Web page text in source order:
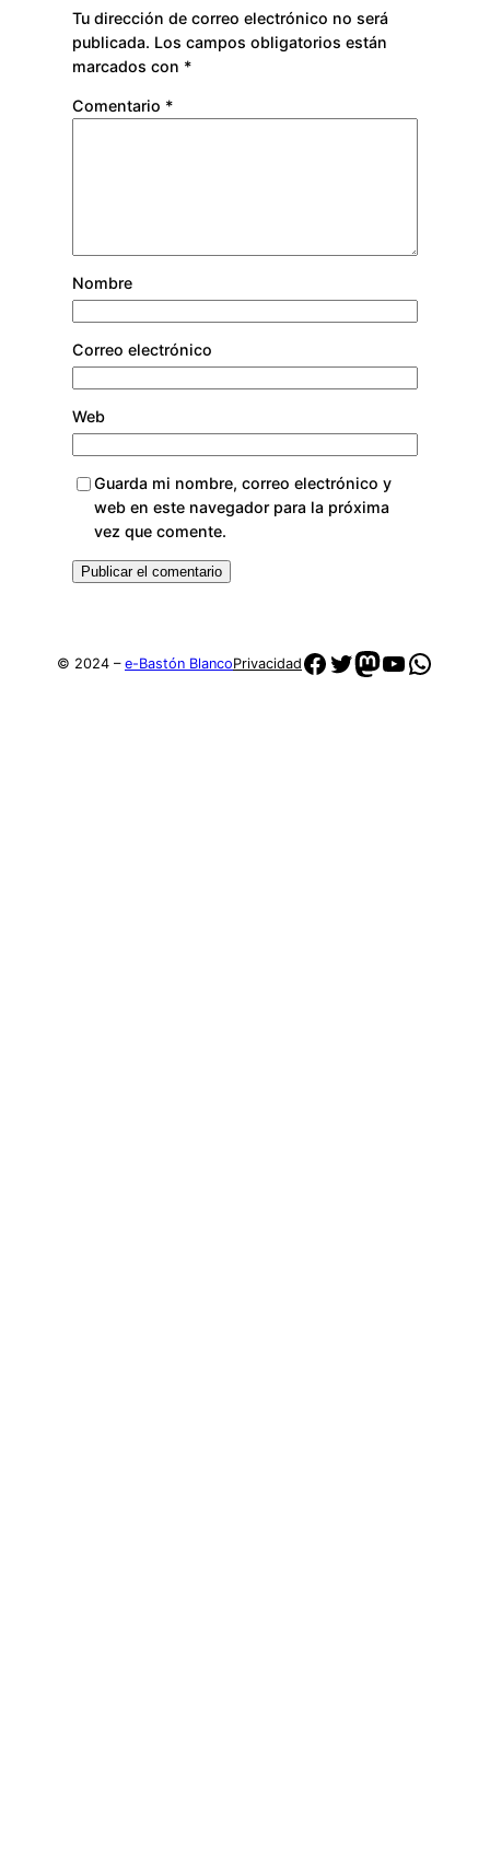
Tu dirección de correo electrónico no será
publicada. Los campos obligatorios están
marcados con *
Comentario *
Nombre
Correo electrónico
Web
Guarda mi nombre, correo electrónico y
web en este navegador para la próxima
vez que comente.
© 2024 – e-Bastón BlancoPrivacidadFacebook
Twitter
Mastodon
YouTube